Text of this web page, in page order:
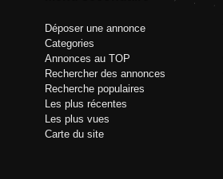
Déposer une annonce
Categories
Annonces au TOP
Rechercher des annonces
Recherche populaires
Les plus récentes
Les plus vues
Carte du site